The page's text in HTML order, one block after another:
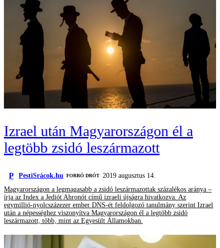
Izrael után Magyarországon él a
legtöbb zsidó leszármazott
P PestiSrácok.hu FORRÓ DRÓT
2019 augusztus 14.
Magyarországon a legmagasabb a zsidó leszármazottak százalékos aránya –
írja az Index a Jediót Ahronót című izraeli újságra hivatkozva. Az
egymillió-nyolcszázezer ember DNS-ét feldolgozó tanulmány szerint Izrael
után a népességhez viszonyítva Magyarországon él a legtöbb zsidó
leszármazott, több, mint az Egyesült Államokban.